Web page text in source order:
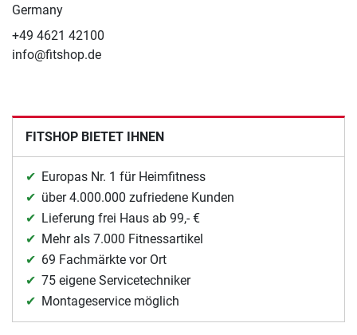
Germany
+49 4621 42100
info@fitshop.de
FITSHOP BIETET IHNEN
Europas Nr. 1 für Heimfitness
über 4.000.000 zufriedene Kunden
Lieferung frei Haus ab 99,- €
Mehr als 7.000 Fitnessartikel
69 Fachmärkte vor Ort
75 eigene Servicetechniker
Montageservice möglich